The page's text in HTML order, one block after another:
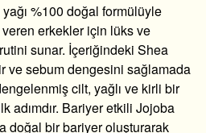
yağı %100 doğal formülüyle
erkekler için lüks ve
sunar. İçeriğindeki Shea
ve sebum dengesini sağlamada
cilt, yağlı ve kirli bir
adımdır. Bariyer etkili Jojoba
doğal bir bariyer oluşturarak